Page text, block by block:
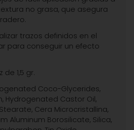
no grasa, que asegura
trazos definidos en el
para conseguir un efecto
de 1,5 gr.
Coco-Glycerides,
Hydrogenated Castor Oil,
Cera Microcristallina,
Aluminum Borosilicate, Silica,